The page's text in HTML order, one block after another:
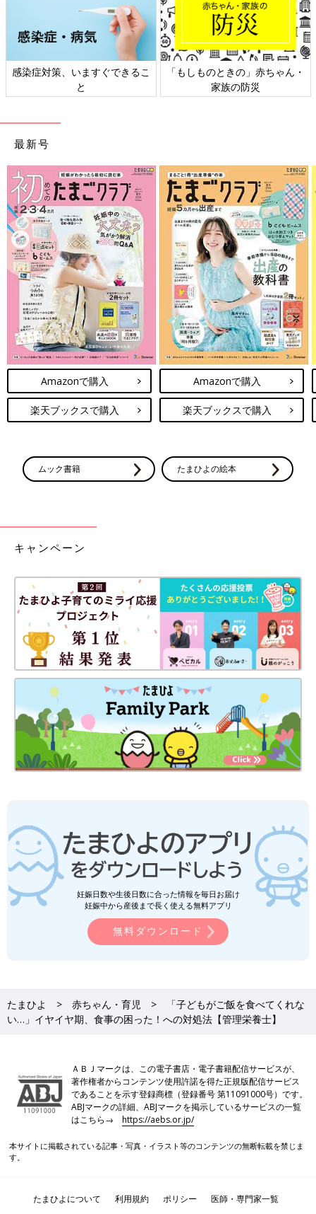
感染症対策、いますぐできるこ
と
「もしものときの」赤ちゃん・
家族の防災
最新号
Amazonで購入
楽天ブックスで購入
Amazonで購入
楽天ブックスで購入
ムック書籍 たまひよの絵本
キャンペーン
妊娠日数や生後日数に合った情報を毎日お届け
妊娠中から産後まで長く使える無料アプリ
無料ダウンロード
たまひよ 赤ちゃん・育児
「子どもがご飯を食べてくれな
い…」イヤイヤ期、食事の困った！への対処法【管理栄養士】
ＡＢＪマークは、この電子書店・電子書籍配信サービスが、
著作権者からコンテンツ使用許諾を得た正規版配信サービス
であることを示す登録商標（登録番号 第11091000号）です。
ABJマークの詳細、ABJマークを掲示しているサービスの一覧
はこちら→https://aebs.or.jp/
本サイトに掲載されている記事・写真・イラスト等のコンテンツの無断転載を禁じま
す。
たまひよについて 利用規約 ポリシー
医師・専門家一覧